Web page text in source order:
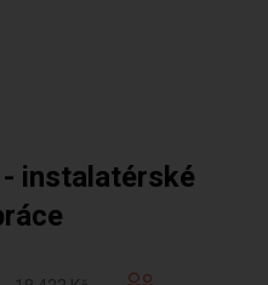
- instalatérské